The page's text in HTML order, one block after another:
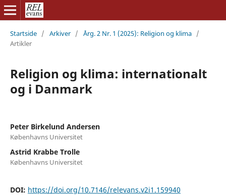
Startside / Arkiver / Årg. 2 Nr. 1 (2025): Religion og klima /
Artikler
Religion og klima: internationalt
og i Danmark
Peter Birkelund Andersen
Københavns Universitet
Astrid Krabbe Trolle
Københavns Universitet
DOI: https://doi.org/10.7146/relevans.v2i1.159940